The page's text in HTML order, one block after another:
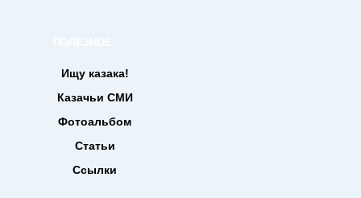
Ищу казака!
Казачьи СМИ
Фотоальбом
Статьи
Ссылки